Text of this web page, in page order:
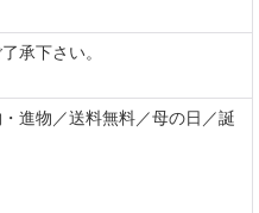
承下さい。
進物／送料無料／母の日／誕